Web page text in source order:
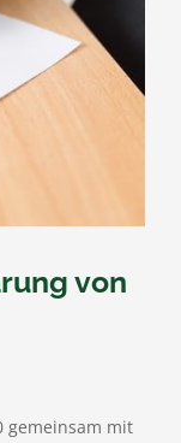
von
gemeinsam mit